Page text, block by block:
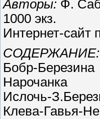
Авторы: Ф.
1000 экз.
Интернет-сайт
СОДЕРЖАНИЕ:
Бобр-Березина
Нарочанка
Ислочь-
Клева-Гавья-